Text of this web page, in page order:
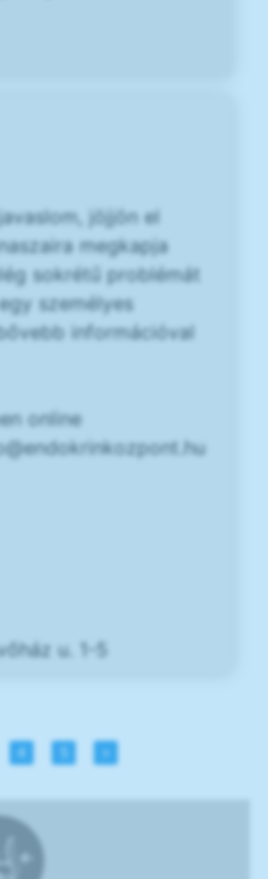
jöjjön el
megkapja
sokrétű problémát
személyes
információval
online
u. 1-5
4 »